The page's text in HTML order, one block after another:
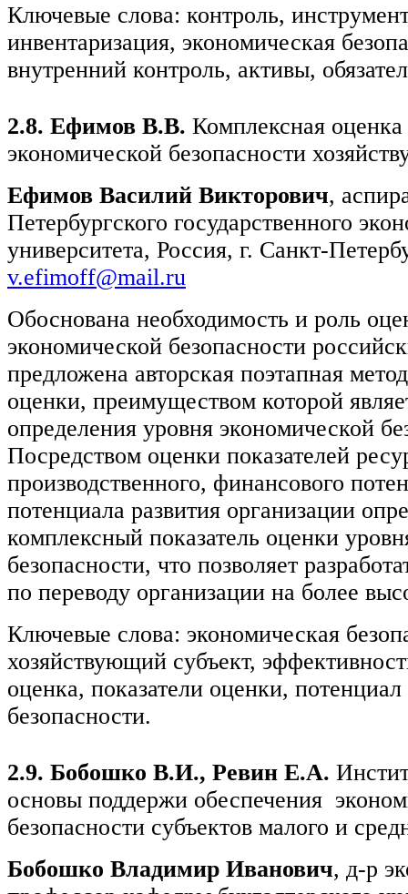
Ключевые слова: контроль,
инвентаризация, экономическая
внутренний контроль, активы,
2.8. Ефимов В.В. Комплексная
экономической безопасности
Ефимов Василий Викторович,
Петербургского государственного
университета, Россия, г. Санкт-
v.efimoff@mail.ru
Обоснована необходимость и роль
экономической безопасности
предложена авторская поэтапная
оценки, преимуществом которой
определения уровня экономической
Посредством оценки показателей
производственного, финансового
потенциала развития организации
комплексный показатель оценки
безопасности, что позволяет
по переводу организации на более
Ключевые слова: экономическая
хозяйствующий субъект,
оценка, показатели оценки,
безопасности.
2.9. Бобошко В.И., Ревин Е.А.
основы поддержи обеспечения
безопасности субъектов малого и
Бобошко Владимир Иванович, д-р